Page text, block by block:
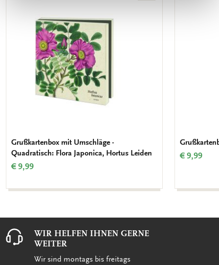
Grußkartenbox mit Umschläge -
Quadratisch: Flora Japonica, Hortus Leiden
€ 9,99
€ 9,99
WIR HELFEN IHNEN GERNE
WEITER
Wir sind montags bis freitags